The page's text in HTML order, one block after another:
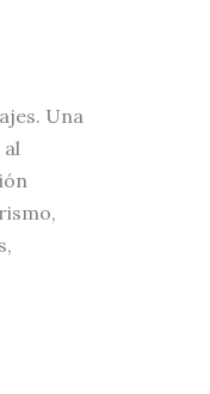
Una